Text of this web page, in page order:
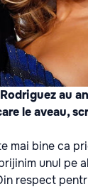
au
le aveau,
mai bine ca
unul pe
respect